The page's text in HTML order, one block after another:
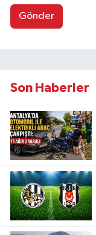
Gönder
Son Haberler